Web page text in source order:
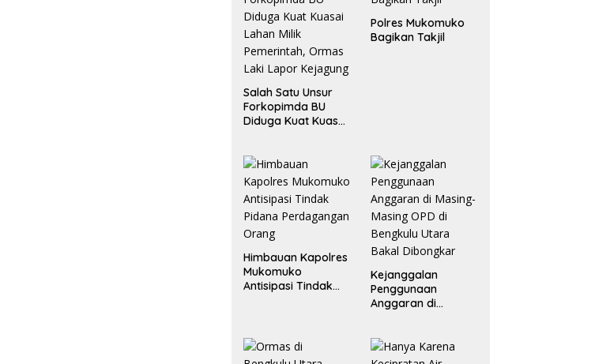
Salah Satu Unsur
Forkopimda BU
Diduga Kuat Kuasai
Laki Lapor
Kejagung
Polres Mukomuko
Bagikan Takjil
Himbauan Kapolres
Mukomuko
Antisipasi Tindak
Kejanggalan
Penggunaan
Anggaran di
Bakal Dibongkar